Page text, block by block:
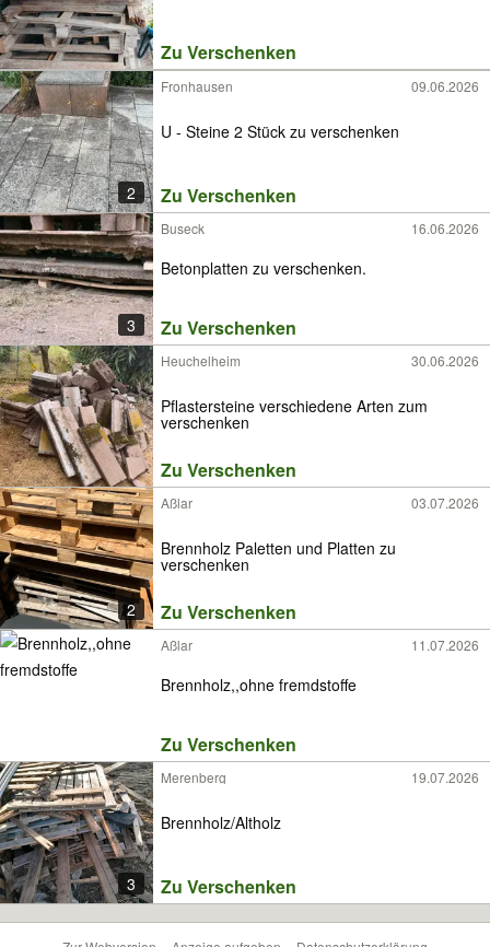
Zu Verschenken
2
Fronhausen 09.06.2026
U - Steine 2 Stück zu verschenken
Zu Verschenken
3
Buseck 16.06.2026
Betonplatten zu verschenken.
Zu Verschenken
Heuchelheim 30.06.2026
Pflastersteine verschiedene Arten zum
verschenken
Zu Verschenken
2
Aßlar 03.07.2026
Brennholz Paletten und Platten zu
verschenken
Zu Verschenken
Aßlar 11.07.2026
Brennholz,,ohne fremdstoffe
Zu Verschenken
3
Merenberg 19.07.2026
Brennholz/Altholz
Zu Verschenken